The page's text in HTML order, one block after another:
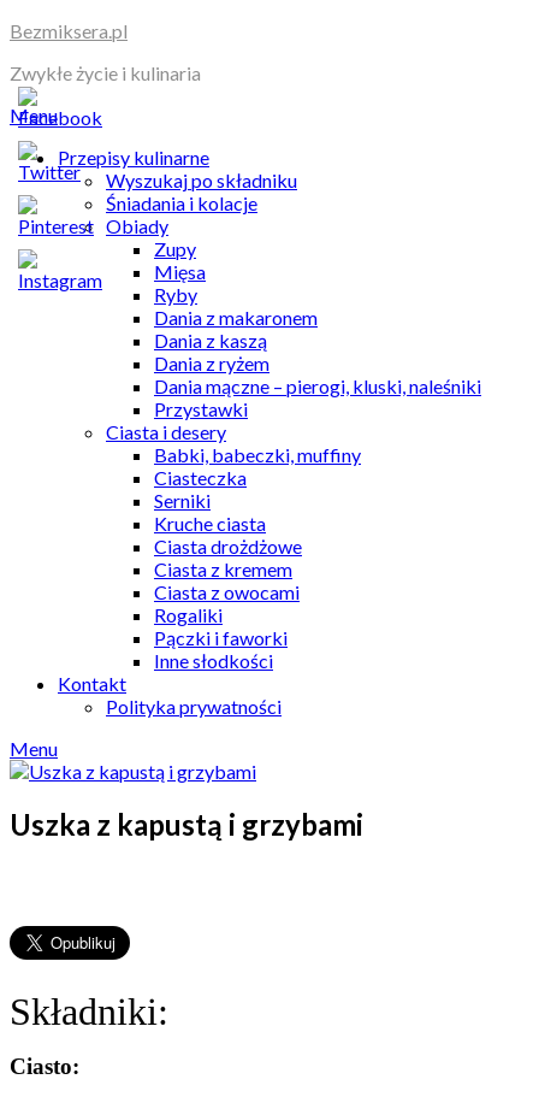
Skip
content
Bezmiksera.pl
Zwykłe życie i kulinaria
Menu
Przepisy kulinarne
Wyszukaj po składniku
Śniadania i kolacje
Obiady
Zupy
Mięsa
Ryby
Dania z makaronem
Dania z kaszą
Dania z ryżem
Dania mączne – pierogi, kluski, naleśniki
Przystawki
Ciasta i desery
Babki, babeczki, muffiny
Ciasteczka
Serniki
Kruche ciasta
Ciasta drożdżowe
Ciasta z kremem
Ciasta z owocami
Rogaliki
Pączki i faworki
Inne słodkości
Kontakt
Polityka prywatności
Menu
Uszka z kapustą i grzybami
Składniki:
Ciasto: